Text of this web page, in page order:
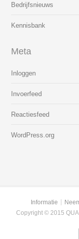
Bedrijfsnieuws
Kennisbank
Meta
Inloggen
Invoerfeed
Reactiesfeed
WordPress.org
Informatie
Copyright © 2015